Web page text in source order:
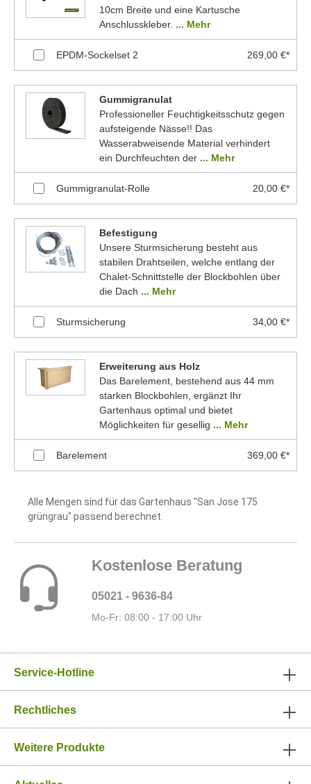
10cm Breite und eine Kartusche
Anschlusskleber. ... Mehr
EPDM-Sockelset 2 269,00 €*
Gummigranulat
Professioneller Feuchtigkeitsschutz gegen
aufsteigende Nässe!! Das
Wasserabweisende Material verhindert
ein Durchfeuchten der ... Mehr
Gummigranulat-Rolle 20,00 €*
Befestigung
Unsere Sturmsicherung besteht aus
stabilen Drahtseilen, welche entlang der
Chalet-Schnittstelle der Blockbohlen über
die Dach ... Mehr
Sturmsicherung 34,00 €*
Erweiterung aus Holz
Das Barelement, bestehend aus 44 mm
starken Blockbohlen, ergänzt Ihr
Gartenhaus optimal und bietet
Möglichkeiten für gesellig ... Mehr
Barelement 369,00 €*
Alle Mengen sind für das Gartenhaus "San Jose 175
grüngrau" passend berechnet.
Kostenlose Beratung
05021 - 9636-84
Mo-Fr: 08:00 - 17:00 Uhr
Service-Hotline
Rechtliches
Weitere Produkte